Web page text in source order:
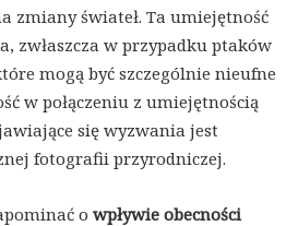
zmiany świateł. Ta umiejętność
zwłaszcza w przypadku ptaków
mogą być szczególnie nieufne
w połączeniu z umiejętnością
się wyzwania jest
fotografii przyrodniczej.
o wpływie obecności